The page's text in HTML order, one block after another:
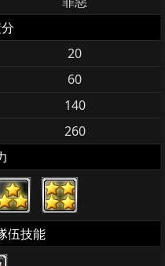
20
60
140
260
伍技能